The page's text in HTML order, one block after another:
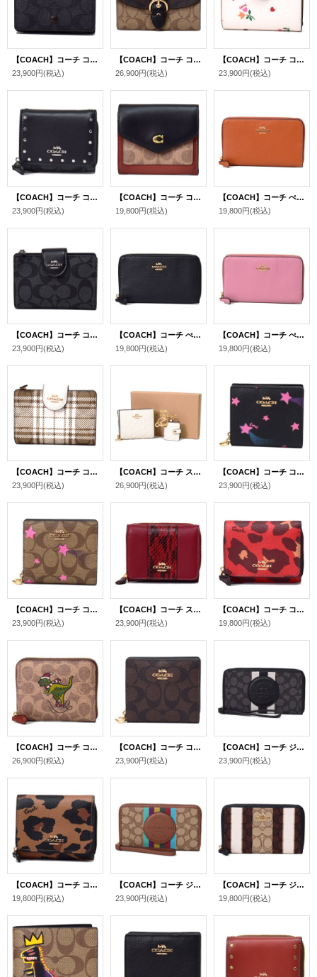
【COACH】コーチ コーティングキャンバス スムースレザー シグネチャー スモール 三つ折り財布 チャコールマルチ（日本未発売）
23,900円(税込)
【COACH】コーチ コーティングキャンバス レザー シグネチャー クリオ ミディアム ウォレット 二つ折り財布 カーキ×ブラウンマルチ（日本未発売）
26,900円(税込)
【COACH】コーチ コーティングキャンバス レザー 花柄 チューリップ フラワー ハート コーナー ジップ ウォレット 二つ折り財布 チャークマルチ（日本未発売）
23,900円(税込)
【COACH】コーチ コーティングキャンバス スムースレザー スネークエンボスドレザー パイソン シグネチャー リベット スモール トライフォールド ウォレット 三つ折り財布 グラファイト×ブラックマルチ（日本未発売）
23,900円(税込)
【COACH】コーチ コーティングキャンバス カーフレザー シグネチャー ウィン カラーブロック スモール ウォレット 三つ折り財布 タン×ブラック（日本未発売）
19,800円(税込)
【COACH】コーチ ぺブルレザー ロゴ ミディアム ID ジップ ウォレット 財布 ジンジャー（日本未発売）
19,800円(税込)
【COACH】コーチ コーティングキャンバス スムースレザー シグネチャー ミディアム コーナー ジップ ウォレット 二つ折り財布 ブラックスモーク×ブラック（日本未発売）
23,900円(税込)
【COACH】コーチ ぺブルレザー ロゴ ミディアム ID ジップ ウォレット 財布 ブラック（日本未発売）
19,800円(税込)
【COACH】コーチ ぺブルレザー ロゴ ミディアム ID ジップ ウォレット 財布 トゥルーピンク（日本未発売）
19,800円(税込)
【COACH】コーチ コーティングキャンバス スムースレザー シグネチャー ハンティング フィッシング プレイド チェック柄 プリントミディアム コーナー ジップ 二つ折り財布 カーキ×チャークマルチ（日本未発売）
23,900円(税込)
【COACH】コーチ スムースカーフレザー スムースレザー シグネチャー ロゴチャーム スナップ 二つ折り財布+ピクチャー フレーム バッグチャーム 専用BOX付 2点セット チャーク（日本未発売）
26,900円(税込)
【COACH】コーチ コーティングキャンバス スムースレザー ディスコ スター 星 プリント ロゴチャーム スナップ ウォレット 二つ折り 財布 ブラックマルチ（日本未発売）
23,900円(税込)
【COACH】コーチ コーティングキャンバス スムースレザー シグネチャー ディスコ スター 星 プリント ロゴチャーム スナップ ウォレット 二つ折り 財布 カーキマルチ（日本未発売）
23,900円(税込)
【COACH】コーチ スムースレザー スネークエンボスドレザー パイソン カラーブロック スモール トライフォールド ウォレット 三つ折り財布 チェリーマルチ（日本未発売）
23,900円(税込)
【COACH】コーチ コーティングキャンバス スムースレザー レオパード ヒョウ柄 プリント スモール トライフォールド ウォレット 三つ折り財布 ブライトポピー（日本未発売）
19,800円(税込)
【COACH】コーチ コーティングキャンバス レザー シグネチャー レキシ― レックス 恐竜 ラメ サンタクロース グリッター スモール ジップ アラウンド 二つ折り 財布 タン×ラスト〔日本未発売〕
26,900円(税込)
【COACH】コーチ コーティングキャンバス スムースレザー シグネチャー ロゴチャーム スナップ ウォレット 二つ折り 財布 ブラウン×ブラック（日本未発売）
23,900円(税込)
【COACH】コーチ ジャガード ぺブルレザー シグネチャー デンプシー ストライプ ロゴ パッチ ラージ iPhone スマホ フォン ウォレット リストレット 財布 ブラックスモーク×ブラックマルチ〔日本未発売〕
23,900円(税込)
【COACH】コーチ コーティングキャンバス スムースレザー レオパード ヒョウ柄 プリント スモール トライフォールド ウォレット 三つ折り財布 ライトサドル（日本未発売）
19,800円(税込)
【COACH】コーチ ジャガード ぺブルレザー シグネチャー デンプシー ストライプ ロゴ パッチ ラージ iPhone スマホ フォン ウォレット リストレット 財布 カーキマルチ〔日本未発売〕
23,900円(税込)
【COACH】コーチ ジャガード スムースレザー シグネチャー ストライプ ミディアム ID ジップ ウォレット 財布 カーキ×ブラックマルチ（日本未発売）
19,800円(税込)